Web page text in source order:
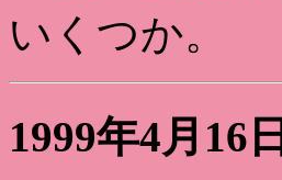
いくつか。
1999年4月16日